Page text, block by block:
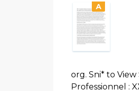
A
org. Sni* to
Professionnel :